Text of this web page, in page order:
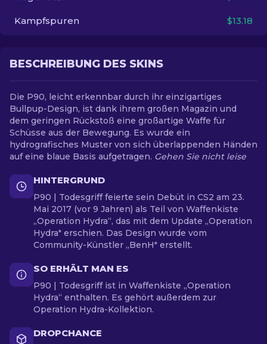
Kampfspuren $13.18
BESCHREIBUNG DES SKINS
Die P90, leicht erkennbar durch ihr einzigartiges
Bullpup-Design, ist dank ihrem großen Magazin und
dem geringen Rückstoß eine großartige Waffe für
Schüsse aus der Bewegung. Es wurde ein
hydrografisches Muster von sich überlappenden Händen
auf eine blaue Basis aufgetragen. Gehen Sie nicht leise
HINTERGRUND
P90 | Todesgriff feierte sein Debüt in CS2 am 23.
Mai 2017 (vor 9 Jahren) als Teil von Waffenkiste
„Operation Hydra“, das mit dem Update „Operation
Hydra" erschien. Das Design wurde vom
Community-Künstler „BenH" erstellt.
SO ERHÄLT MAN ES
P90 | Todesgriff ist in Waffenkiste „Operation
Hydra“ enthalten. Es gehört außerdem zur
Operation Hydra-Kollektion.
DROPCHANCE